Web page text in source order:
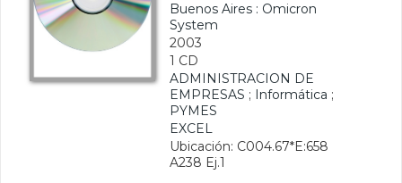
Buenos Aires : Omicron
System
2003
1 CD
ADMINISTRACION DE
EMPRESAS ; Informática ;
PYMES
EXCEL
Ubicación: C004.67*E:658
A238 Ej.1